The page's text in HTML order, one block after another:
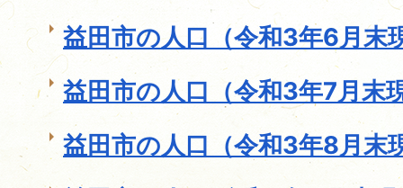
益田市の人口（令和3年6月末
益田市の人口（令和3年7月末
益田市の人口（令和3年8月末